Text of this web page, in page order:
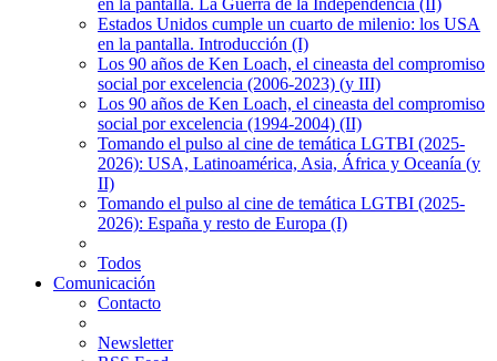
en la pantalla. La Guerra de la Independencia (II)
Estados Unidos cumple un cuarto de milenio: los USA
en la pantalla. Introducción (I)
Los 90 años de Ken Loach, el cineasta del compromiso
social por excelencia (2006-2023) (y III)
Los 90 años de Ken Loach, el cineasta del compromiso
social por excelencia (1994-2004) (II)
Tomando el pulso al cine de temática LGTBI (2025-
2026): USA, Latinoamérica, Asia, África y Oceanía (y
II)
Tomando el pulso al cine de temática LGTBI (2025-
2026): España y resto de Europa (I)
Todos
Comunicación
Contacto
Newsletter